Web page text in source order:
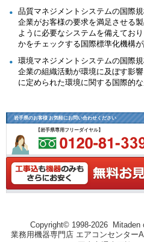
品質マネジメントシステムの国際
企業がお客様の要求を満足させる
ように必要なシステムを備えてお
かをチェックする国際標準化機構
環境マネジメントシステムの国際
企業の組織活動が環境に及ぼす影
に定められた環境に関する国際的
岩手県のお客様 お気軽にお問い合わせください
【岩手県専用フリーダイヤル】
Copyright© 1998-2026 Mitaden
業務用機器専門店 エアコンセンター